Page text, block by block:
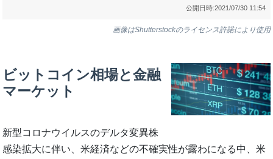
公開日時:2021/07/30 11:54
画像はShutterstockのライセンス許諾により使用
ビットコイン相場と金融
マーケット
新型コロナウイルスのデルタ変異株
感染拡大に伴い、米経済などの不確実性が露わになる中、米